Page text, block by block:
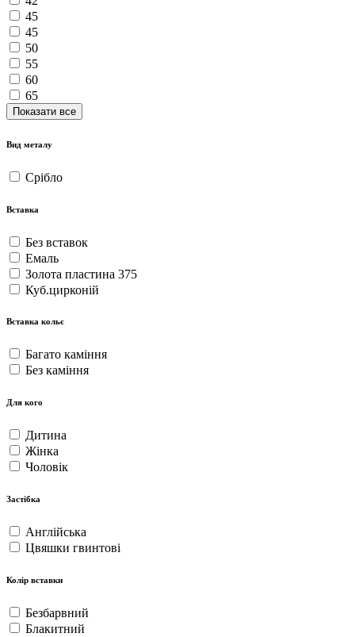
45
45
50
55
60
65
Показати все
Вид металу
Срібло
Вставка
Без вставок
Емаль
Золота пластина 375
Куб.цирконій
Вставка кольє
Багато каміння
Без каміння
Для кого
Дитина
Жінка
Чоловік
Застібка
Англійська
Цвяшки гвинтові
Колір вставки
Безбарвний
Блакитний